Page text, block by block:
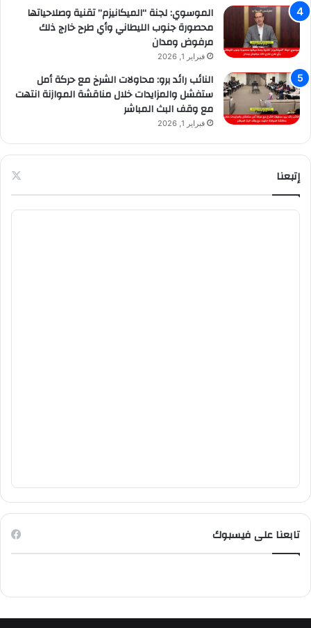
الموسوي: لجنة “الميكانيزم” تقنية وصلاحياتها
محصورة جنوب الليطاني وأي طرح خارج ذلك
مرفوض ومدان
فبراير 1, 2026
النائب رائد برو: محاولات الشرخ مع حركة أمل
ستفشل والمزايدات خلال مناقشة الموازنة انتهت
مع وقف البث المباشر
فبراير 1, 2026
إتبعنا
تابعنا على فيسبوك